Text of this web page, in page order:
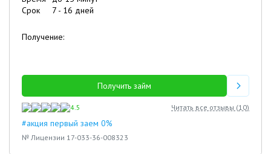
Срок
7 - 16 дней
Получение:
Получить займ
4.5 Читать все отзывы (10)
#акция первый заем 0%
№ Лицензии 17-033-36-008323